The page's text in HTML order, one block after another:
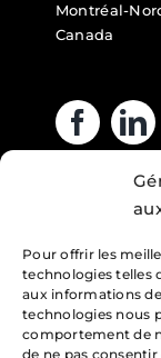
Pour offrir les
technologies telles
aux informations
technologies nous
comportement de
de ne pas
Montréal-
Canada
Heures
Lundi : 7h
Mardi : 7h
Mercredi :